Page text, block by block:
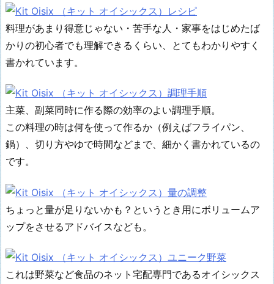
料理があまり得意じゃない・苦手な人・家事をはじめたば
かりの初心者でも理解できるくらい、とてもわかりやすく
書かれています。
主菜、副菜同時に作る際の効率のよい調理手順。
この料理の時は何を使って作るか（例えばフライパン、
鍋）、切り方やゆで時間などまで、細かく書かれているの
です。
ちょっと量が足りないかも？というとき用にボリュームア
ップをさせるアドバイスなども。
これは野菜など食品のネット宅配専門であるオイシックス